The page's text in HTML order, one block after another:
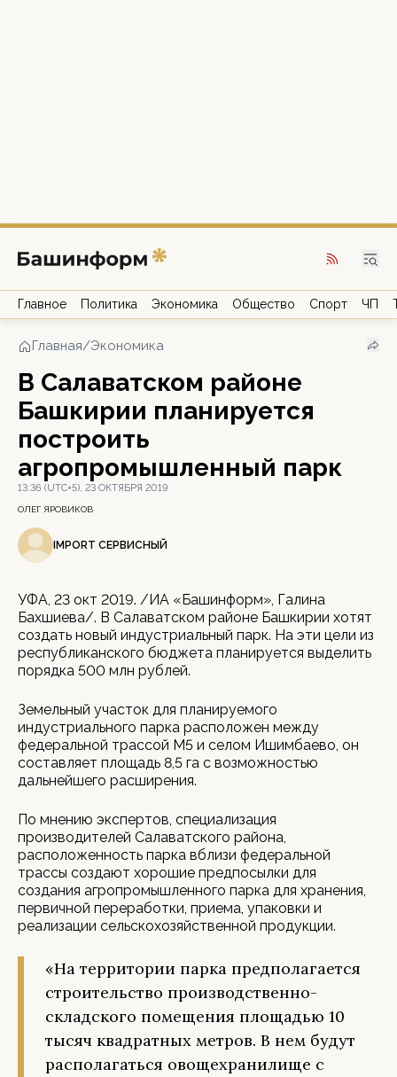
Главное Политика Экономика Общество Спорт ЧП
Главная/Экономика
В Салаватском районе
Башкирии планируется
построить
агропромышленный парк
13:36 (UTC+5), 23 ОКТЯБРЯ 2019
ОЛЕГ ЯРОВИКОВ
IMPORT СЕРВИСНЫЙ
УФА, 23 окт 2019. /ИА «Башинформ», Галина
Бахшиева/. В Салаватском районе Башкирии хотят
создать новый индустриальный парк. На эти цели из
республиканского бюджета планируется выделить
порядка 500 млн рублей.
Земельный участок для планируемого
индустриального парка расположен между
федеральной трассой М5 и селом Ишимбаево, он
составляет площадь 8,5 га с возможностью
дальнейшего расширения.
По мнению экспертов, специализация
производителей Салаватского района,
расположенность парка вблизи федеральной
трассы создают хорошие предпосылки для
создания агропромышленного парка для хранения,
первичной переработки, приема, упаковки и
реализации сельскохозяйственной продукции.
«На территории парка предполагается
строительство производственно-
складского помещения площадью 10
тысяч квадратных метров. В нем будут
располагаться овощехранилище с